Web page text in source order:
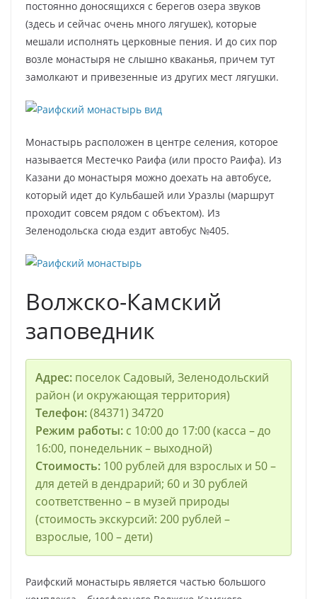
постоянно доносящихся с берегов озера звуков
(здесь и сейчас очень много лягушек), которые
мешали исполнять церковные пения. И до сих пор
возле монастыря не слышно кваканья, причем тут
замолкают и привезенные из других мест лягушки.
Монастырь расположен в центре селения, которое
называется Местечко Раифа (или просто Раифа). Из
Казани до монастыря можно доехать на автобусе,
который идет до Кульбашей или Уразлы (маршрут
проходит совсем рядом с объектом). Из
Зеленодольска сюда ездит автобус №405.
Волжско-Камский
заповедник
Адрес:поселок Садовый, Зеленодольский
район (и окружающая территория)
Телефон:(84371) 34720
Режим работы:с 10:00 до 17:00 (касса – до
16:00, понедельник – выходной)
Стоимость: 100 рублей для взрослых и 50 –
для детей в дендрарий; 60 и 30 рублей
соответственно – в музей природы
(стоимость экскурсий: 200 рублей –
взрослые, 100 – дети)
Раифский монастырь является частью большого